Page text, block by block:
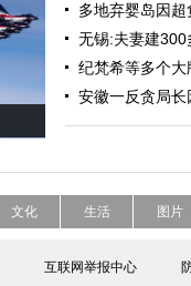
多地弃婴岛因
无锡:夫妻建
纪梵希等多个
安徽一反贪局
文化 生活 图片
互联网举报中心